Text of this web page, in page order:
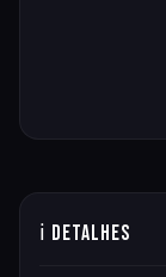
ℹ Detalhes